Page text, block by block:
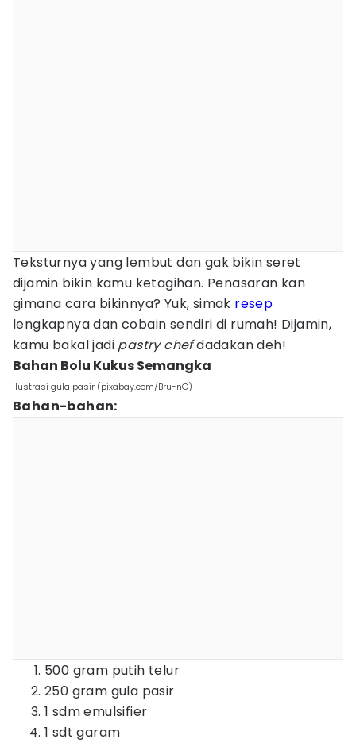
Teksturnya yang lembut dan gak bikin seret
dijamin bikin kamu ketagihan. Penasaran kan
gimana cara bikinnya? Yuk, simak resep
lengkapnya dan cobain sendiri di rumah! Dijamin,
kamu bakal jadi pastry chefdadakan deh!
Bahan Bolu Kukus Semangka
ilustrasi gula pasir (pixabay.com/Bru-nO)
Bahan-bahan:
500 gram putih telur
250 gram gula pasir
1 sdm emulsifier
1 sdt garam